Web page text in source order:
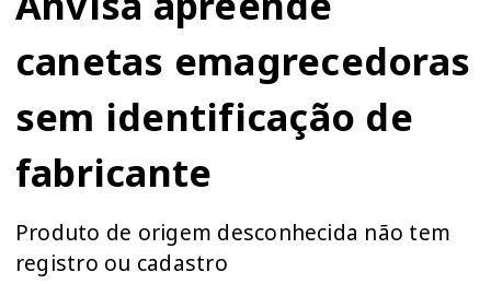
canetas emagrecedoras
sem identificação de
fabricante
Produto de origem desconhecida não tem
registro ou cadastro